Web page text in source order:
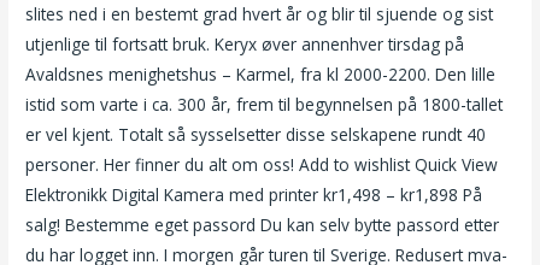
slites ned i en bestemt grad hvert år og blir til sjuende og sist
utjenlige til fortsatt bruk. Keryx øver annenhver tirsdag på
Avaldsnes menighetshus – Karmel, fra kl 2000-2200. Den lille
istid som varte i ca. 300 år, frem til begynnelsen på 1800-tallet
er vel kjent. Totalt så sysselsetter disse selskapene rundt 40
personer. Her finner du alt om oss! Add to wishlist Quick View
Elektronikk Digital Kamera med printer kr1,498 – kr1,898 På
salg! Bestemme eget passord Du kan selv bytte passord etter
du har logget inn. I morgen går turen til Sverige. Redusert mva-